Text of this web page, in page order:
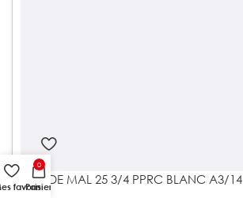
COUDE MAL 25 3/4 PPRC BLANC A3/14
favoris
0
Panier